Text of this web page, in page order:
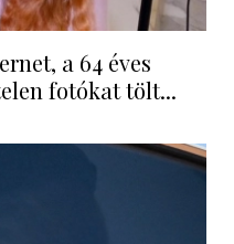
a 64 éves
fotókat tölt...